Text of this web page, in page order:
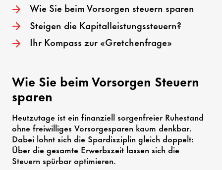
Wie Sie beim Vorsorgen steuern sparen
Steigen die Kapitalleistungssteuern?
Ihr Kompass zur «Gretchenfrage»
Wie Sie beim Vorsorgen Steuern
sparen
Heutzutage ist ein finanziell sorgenfreier Ruhestand
ohne freiwilliges Vorsorgesparen kaum denkbar.
Dabei lohnt sich die Spardisziplin gleich doppelt:
Über die gesamte Erwerbszeit lassen sich die
Steuern spürbar optimieren.